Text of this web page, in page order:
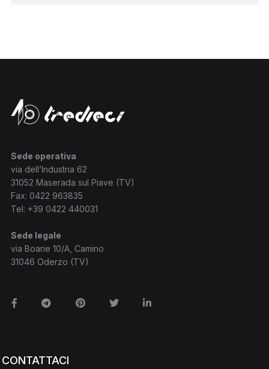
Sede operativa
via dell’Industria 62
31052 Maserada sul Piave (TV)
Fax: 0422 963835
Tel: +39 0422 440031
Sede legale
via Boarie 10/A, Camino
31046 Oderzo (TV)
FacebookTelegramPinterestTwitterLinkedin
CONTATTACI